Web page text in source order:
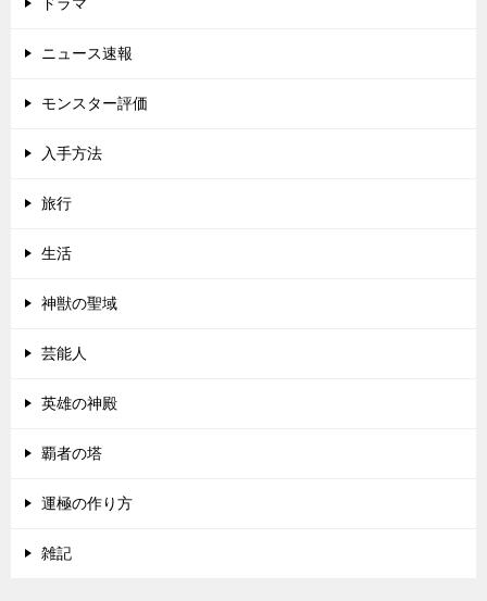
ニュース速報
モンスター評価
入手方法
旅行
生活
神獣の聖域
芸能人
英雄の神殿
覇者の塔
運極の作り方
雑記